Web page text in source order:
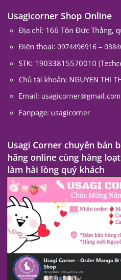
Usagicorner Shop Online
Địa chỉ: 166 Tôn Đức Thắng,
Điện thoại: 0974496916 –
STK: 19033815570010
Chủ tài khoản: NGUYEN THI
Email: usagicorner@gmail.com
Fanpage: usagicorner
Usagi Corner chuyên bán
hãng online cùng hàng
làm hài lòng quý khách